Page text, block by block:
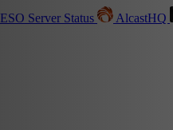
ESO Server Status AlcastHQ